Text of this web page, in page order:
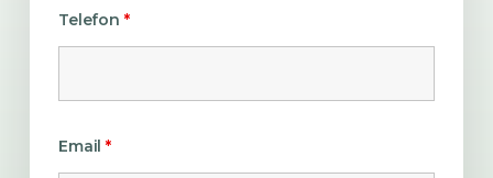
Telefon*
Email*